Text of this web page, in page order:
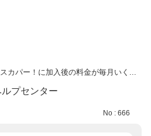
スカパー！に加入後の料金が毎月いく...
No : 666